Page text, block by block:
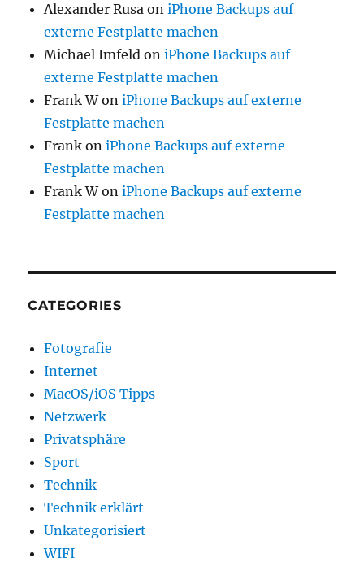
Alexander Rusa oniPhone Backups auf
externe Festplatte machen
Michael Imfeld oniPhone Backups auf
externe Festplatte machen
Frank WoniPhone Backups auf externe
Festplatte machen
Frank oniPhone Backups auf externe
Festplatte machen
Frank WoniPhone Backups auf externe
Festplatte machen
CATEGORIES
Fotografie
Internet
MacOS/iOS Tipps
Netzwerk
Privatsphäre
Sport
Technik
Technik erklärt
Unkategorisiert
WIFI